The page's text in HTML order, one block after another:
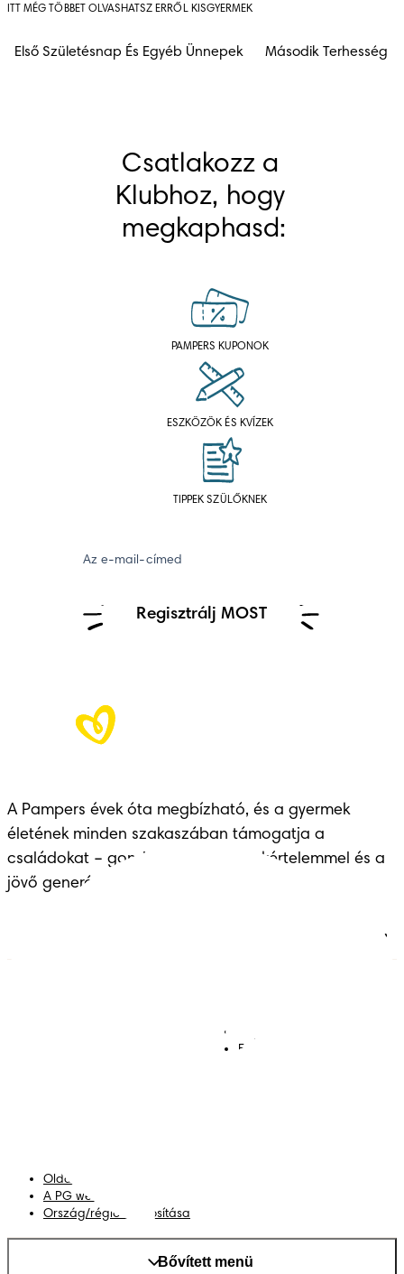
ITT MÉG TÖBBET OLVASHATSZ ERRŐL KISGYERMEK
Első Születésnap És Egyéb Ünnepek Második Terhesség
Csatlakozz a
Klubhoz, hogy
megkaphasd:
PAMPERS KUPONOK
ESZKÖZÖK ÉS KVÍZEK
TIPPEK SZÜLŐKNEK
Az e-mail-címed
Regisztrálj MOST
A Pampers évek óta megbízható, és a gyermek
életének minden szakaszában támogatja a
családokat – gondoskodással, szakértelemmel és a
jövő generációinak átadott örökséggel.
Felhasználási feltételek
Oldaltérkép
A PG weboldala
Ország/régió módosítása
Bővített menü